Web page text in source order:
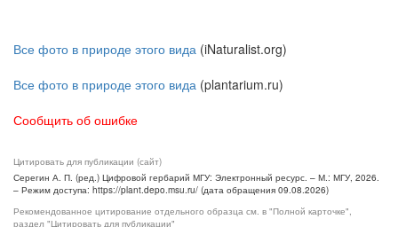
Все фото в природе этого вида (iNaturalist.org)
Все фото в природе этого вида (plantarium.ru)
Сообщить об ошибке
Цитировать для публикации (сайт)
Серегин А. П. (ред.) Цифровой гербарий МГУ: Электронный ресурс. – М.: МГУ, 2026.
– Режим доступа: https://plant.depo.msu.ru/ (дата обращения 09.08.2026)
Рекомендованное цитирование отдельного образца см. в "Полной карточке",
раздел "Цитировать для публикации"